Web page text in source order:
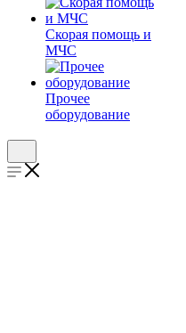
Скорая помощь и
МЧС
Прочее
оборудование